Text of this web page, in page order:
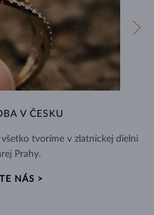
V ČESKU
tvoríme v zlatníckej dielni
Prahy.
NÁS >